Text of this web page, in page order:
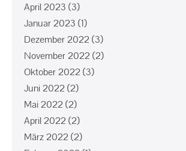
April 2023 (3)
Januar 2023 (1)
Dezember 2022 (3)
November 2022 (2)
Oktober 2022 (3)
Juni 2022 (2)
Mai 2022 (2)
April 2022 (2)
März 2022 (2)